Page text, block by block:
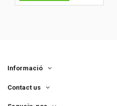
Informació
Contact us